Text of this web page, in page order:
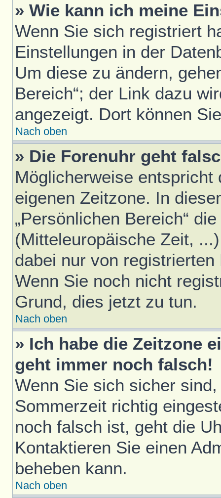
» Wie kann ich meine
Wenn Sie sich registriert
Einstellungen in der
Um diese zu ändern,
Bereich“; der Link dazu
angezeigt. Dort können
Nach oben
» Die Forenuhr geht
Möglicherweise
eigenen Zeitzone. In
„Persönlichen Bereich“
(Mitteleuropäische Zeit,
dabei nur von
Wenn Sie noch nicht
Grund, dies jetzt zu tun.
Nach oben
» Ich habe die Zeitzone
geht immer noch falsch!
Wenn Sie sich sicher
Sommerzeit richtig
noch falsch ist, geht die
Kontaktieren Sie einen
beheben kann.
Nach oben